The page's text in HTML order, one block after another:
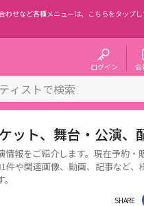
せなど各種メニューは、
こちらをタップ
ログイン 会
ット、舞台・公演、
情報をご紹介します。現在予約・
件や関連画像、動画、記事など、
SHARE